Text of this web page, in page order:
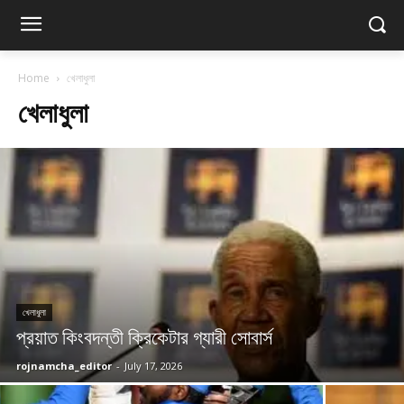
Home খেলাধুলা
খেলাধুলা
খেলাধুলা
প্রয়াত কিংবদন্তী ক্রিকেটার গ্যারী সোবার্স
rojnamcha_editor - July 17, 2026